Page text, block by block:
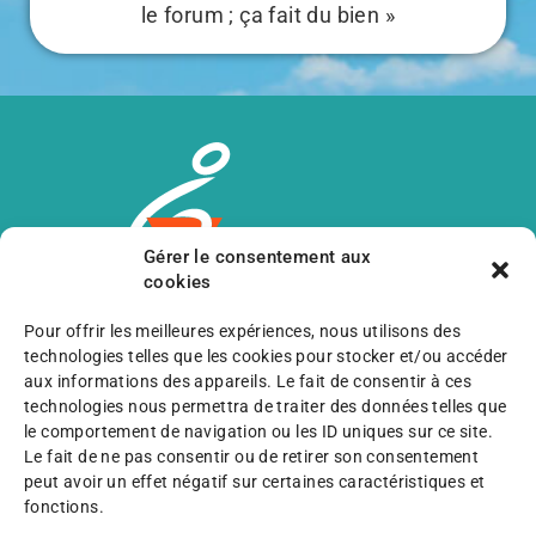
Gérer le consentement aux
cookies
Pour offrir les meilleures expériences, nous utilisons des
technologies telles que les cookies pour stocker et/ou accéder
aux informations des appareils. Le fait de consentir à ces
technologies nous permettra de traiter des données telles que
le comportement de navigation ou les ID uniques sur ce site.
Le fait de ne pas consentir ou de retirer son consentement
peut avoir un effet négatif sur certaines caractéristiques et
fonctions.
le forum ; ça fait du bien »
Avancer ensemble,
C’est aussi pouvoir compter sur votre
aide !